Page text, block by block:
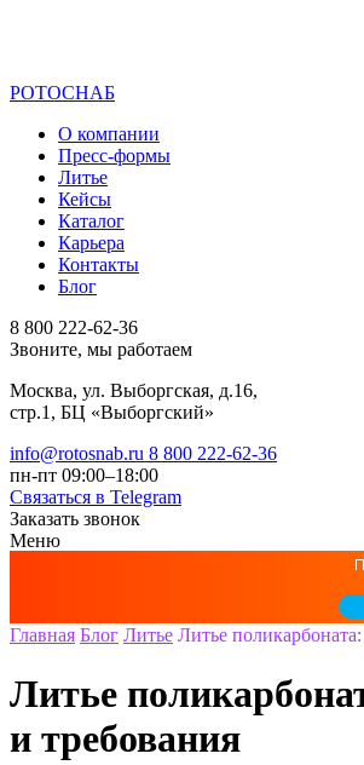
РОТОСНАБ
О компании
Пресс-формы
Литье
Кейсы
Каталог
Карьера
Контакты
Блог
8 800 222-62-36
Звонитe, мы работаем
Москва, ул. Выборгская, д.16,
стр.1, БЦ «Выборгский»
info@rotosnab.ru 8 800 222-62-36
пн-пт 09:00–18:00
Связаться в Telegram
Заказать звонок
Меню
Главная Блог Литье Литье
Литье
и требования